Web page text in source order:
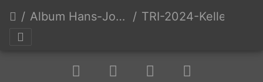
Album Hans-Joachim Keller TRI-2024-Keller-Erw-0192